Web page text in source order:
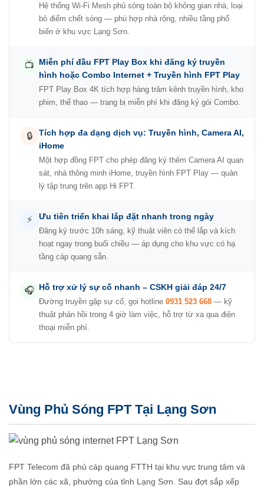
Hệ thống Wi-Fi Mesh phủ sóng toàn bộ không gian nhà, loại
bỏ điểm chết sóng — phù hợp nhà rộng, nhiều tầng phổ
biến ở khu vực Lạng Sơn.
📺
Miễn phí đầu FPT Play Box khi đăng ký truyền
hình hoặc Combo Internet + Truyền hình FPT Play
FPT Play Box 4K tích hợp hàng trăm kênh truyền hình, kho
phim, thể thao — trang bị miễn phí khi đăng ký gói Combo.
🔒
Tích hợp đa dạng dịch vụ: Truyền hình, Camera AI,
iHome
Một hợp đồng FPT cho phép đăng ký thêm Camera AI quan
sát, nhà thông minh iHome, truyền hình FPT Play — quản
lý tập trung trên app Hi FPT.
⚡ Ưu tiên triển khai lắp đặt nhanh trong ngày
Đăng ký trước 10h sáng, kỹ thuật viên có thể lắp và kích
hoạt ngay trong buổi chiều — áp dụng cho khu vực có hạ
tầng cáp quang sẵn.
🎧 Hỗ trợ xử lý sự cố nhanh – CSKH giải đáp 24/7
Đường truyền gặp sự cố, gọi hotline 0931 523 668 — kỹ
thuật phản hồi trong 4 giờ làm việc, hỗ trợ từ xa qua điện
thoại miễn phí.
Vùng Phủ Sóng FPT Tại Lạng Sơn
FPT Telecom đã phủ cáp quang FTTH tại khu vực trung tâm và
phần lớn các xã, phường của tỉnh Lạng Sơn. Sau đợt sắp xếp